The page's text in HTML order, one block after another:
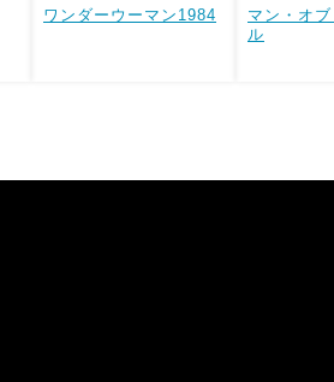
ワンダーウーマン1984
マン・オ
ル